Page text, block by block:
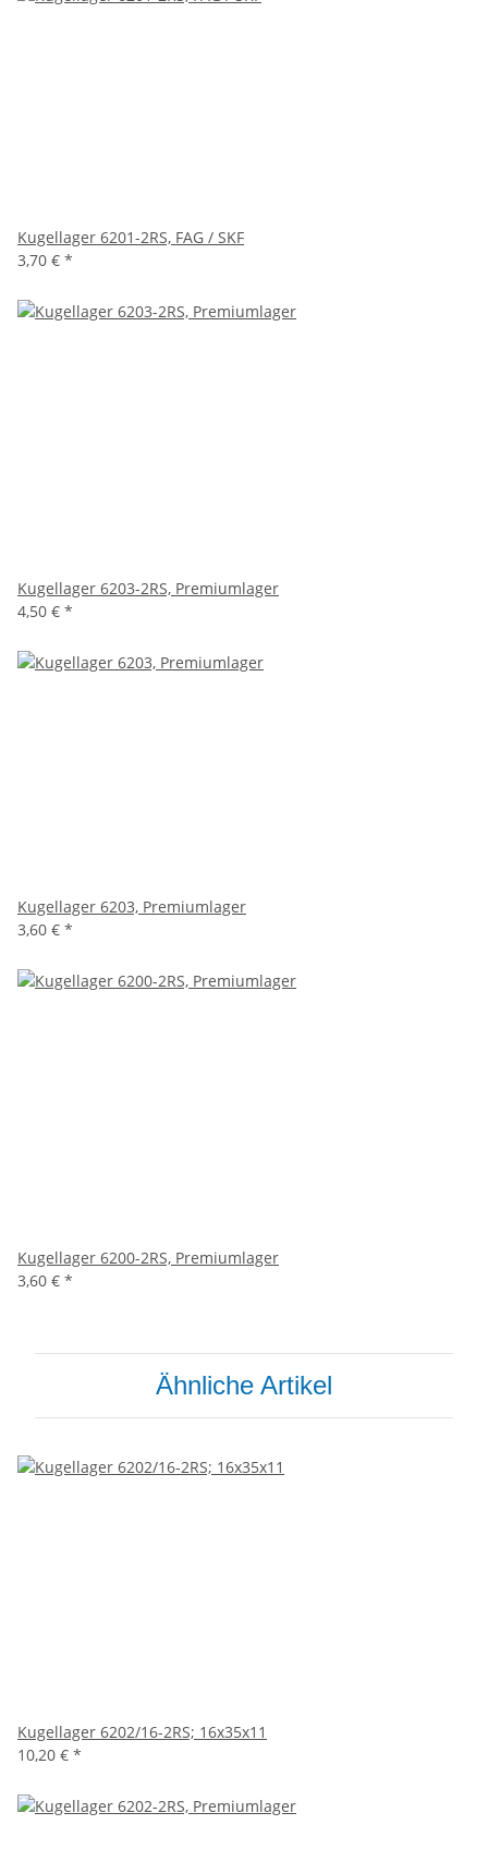
Kugellager 6201-2RS, FAG / SKF
3,70 € *
Kugellager 6203-2RS, Premiumlager
4,50 € *
Kugellager 6203, Premiumlager
3,60 € *
Kugellager 6200-2RS, Premiumlager
3,60 € *
Ähnliche Artikel
Kugellager 6202/16-2RS; 16x35x11
10,20 € *